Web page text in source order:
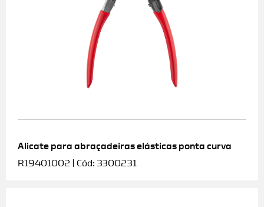
Alicate para abraçadeiras elásticas ponta curva
R19401002 | Cód: 3300231